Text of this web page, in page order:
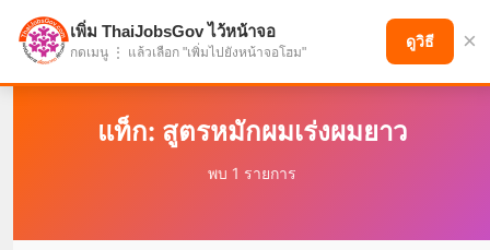
แบ่งปันโอกาส เพื่ออนาคตที่ก้าวหน้า
แท็ก: สูตรหมักผมเร่งผมยาว
พบ 1 รายการ
เพิ่ม ThaiJobsGov ไว้หน้าจอ
กดเมนู ⋮ แล้วเลือก "เพิ่มไปยังหน้าจอโฮม"
ดูวิธี ×